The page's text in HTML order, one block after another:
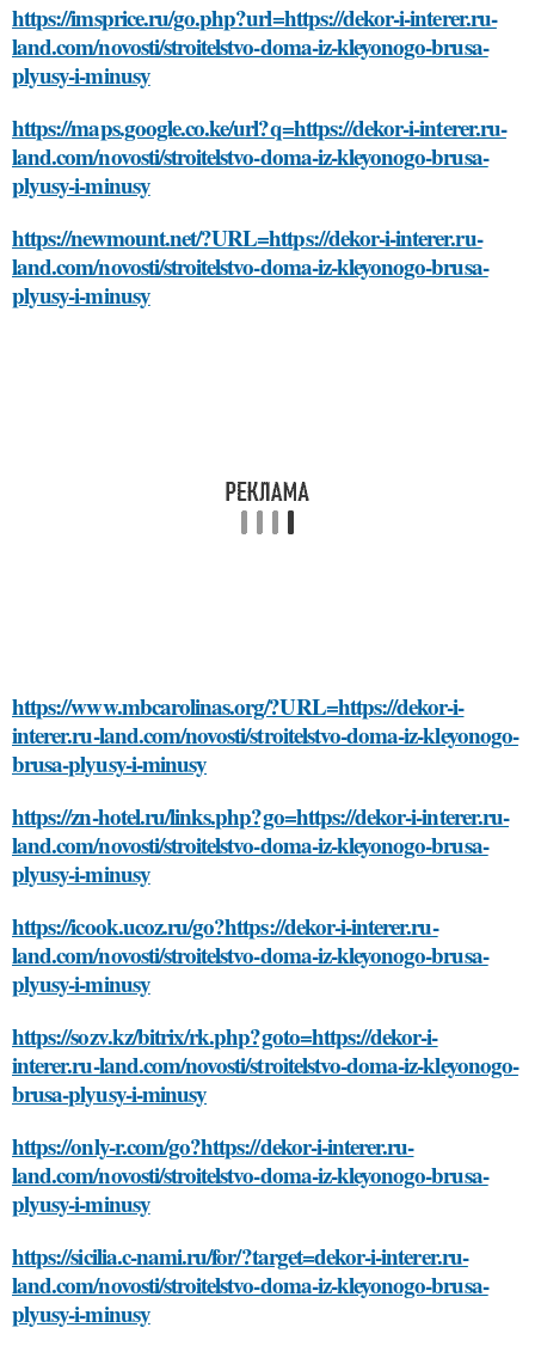
https://imsprice.ru/go.php?url=https://dekor-i-interer.ru-
land.com/novosti/stroitelstvo-doma-iz-kleyonogo-brusa-
plyusy-i-minusy
https://maps.google.co.ke/url?q=https://dekor-i-interer.ru-
land.com/novosti/stroitelstvo-doma-iz-kleyonogo-brusa-
plyusy-i-minusy
https://newmount.net/?URL=https://dekor-i-interer.ru-
land.com/novosti/stroitelstvo-doma-iz-kleyonogo-brusa-
plyusy-i-minusy
https://www.mbcarolinas.org/?URL=https://dekor-i-
interer.ru-land.com/novosti/stroitelstvo-doma-iz-kleyonogo-
brusa-plyusy-i-minusy
https://zn-hotel.ru/links.php?go=https://dekor-i-interer.ru-
land.com/novosti/stroitelstvo-doma-iz-kleyonogo-brusa-
plyusy-i-minusy
https://icook.ucoz.ru/go?https://dekor-i-interer.ru-
land.com/novosti/stroitelstvo-doma-iz-kleyonogo-brusa-
plyusy-i-minusy
https://sozv.kz/bitrix/rk.php?goto=https://dekor-i-
interer.ru-land.com/novosti/stroitelstvo-doma-iz-kleyonogo-
brusa-plyusy-i-minusy
https://only-r.com/go?https://dekor-i-interer.ru-
land.com/novosti/stroitelstvo-doma-iz-kleyonogo-brusa-
plyusy-i-minusy
https://sicilia.c-nami.ru/for/?target=dekor-i-interer.ru-
land.com/novosti/stroitelstvo-doma-iz-kleyonogo-brusa-
plyusy-i-minusy